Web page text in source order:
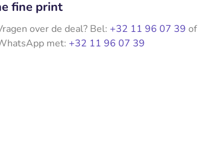
fine print
over de deal? Bel: +32 11 96 07 39 of
met: +32 11 96 07 39